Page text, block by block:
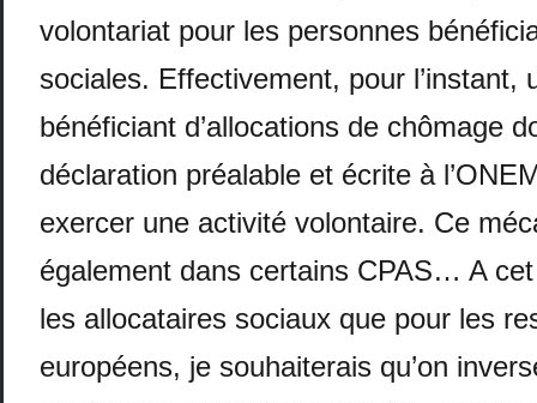
volontariat pour les personnes
sociales. Effectivement, pour l’instant,
bénéficiant d’allocations de chômage
déclaration préalable et écrite à
exercer une activité volontaire. Ce
également dans certains CPAS… A
les allocataires sociaux que pour les
européens, je souhaiterais qu’on